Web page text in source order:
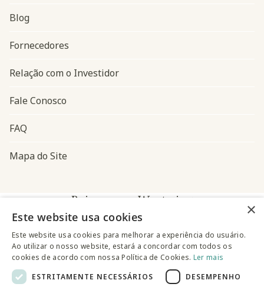
Navegação do rodapé
Blog
Fornecedores
Relação com o Investidor
Fale Conosco
FAQ
Mapa do Site
Baixe o app Westwing
×
Este website usa cookies
Este website usa cookies para melhorar a experiência do usuário.
Ao utilizar o nosso website, estará a concordar com todos os
cookies de acordo com nossa Política de Cookies. Ler mais
ESTRITAMENTE NECESSÁRIOS
DESEMPENHO